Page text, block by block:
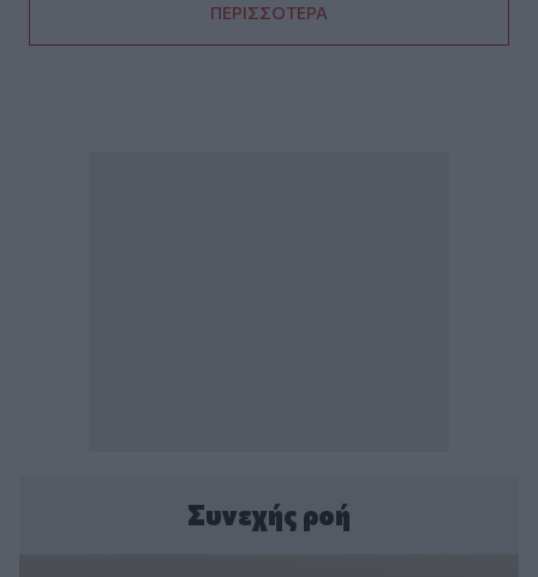
ΠΕΡΙΣΣΟΤΕΡΑ
Συνεχής ροή